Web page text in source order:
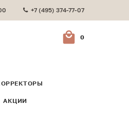
+7 (495) 374-77-07
0
АКЦИИ